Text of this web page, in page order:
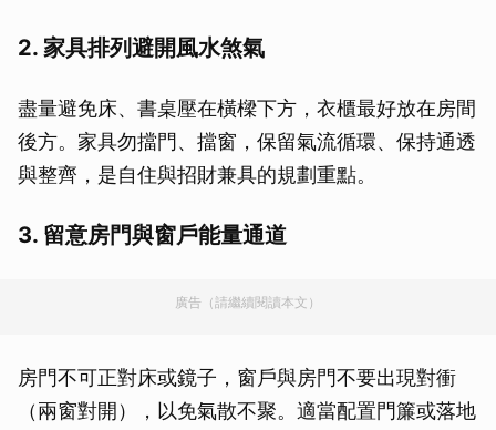
2. 家具排列避開風水煞氣
盡量避免床、書桌壓在橫樑下方，衣櫃最好放在房間
後方。家具勿擋門、擋窗，保留氣流循環、保持通透
與整齊，是自住與招財兼具的規劃重點。
3. 留意房門與窗戶能量通道
廣告（請繼續閱讀本文）
房門不可正對床或鏡子，窗戶與房門不要出現對衝
（兩窗對開），以免氣散不聚。適當配置門簾或落地